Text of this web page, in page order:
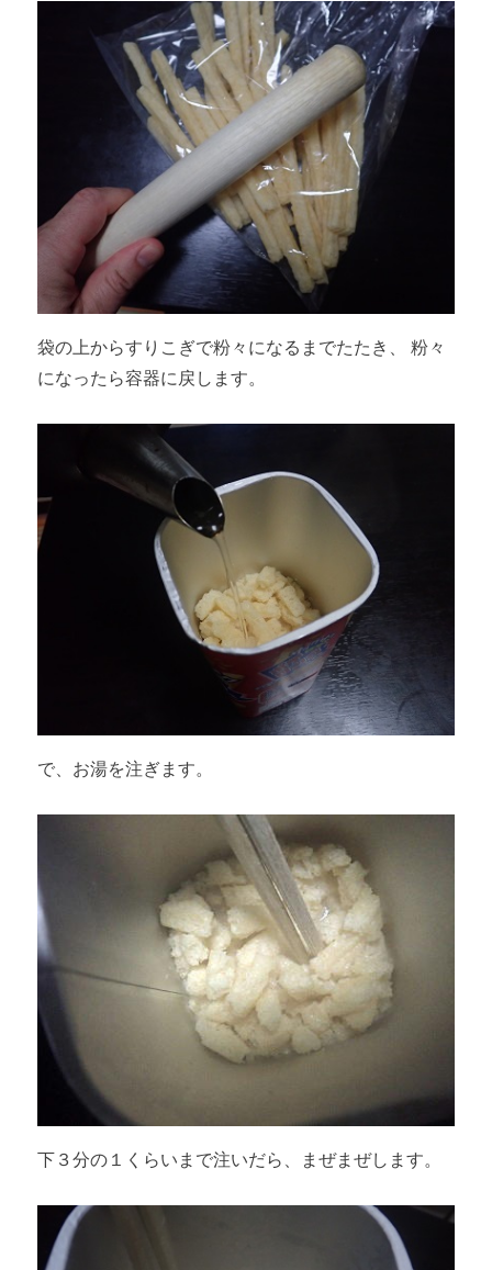
袋の上からすりこぎで粉々になるまでたたき、 粉々
になったら容器に戻します。
で、お湯を注ぎます。
下３分の１くらいまで注いだら、まぜまぜします。